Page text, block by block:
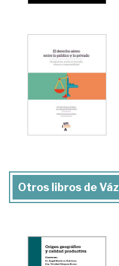
Otros libros de